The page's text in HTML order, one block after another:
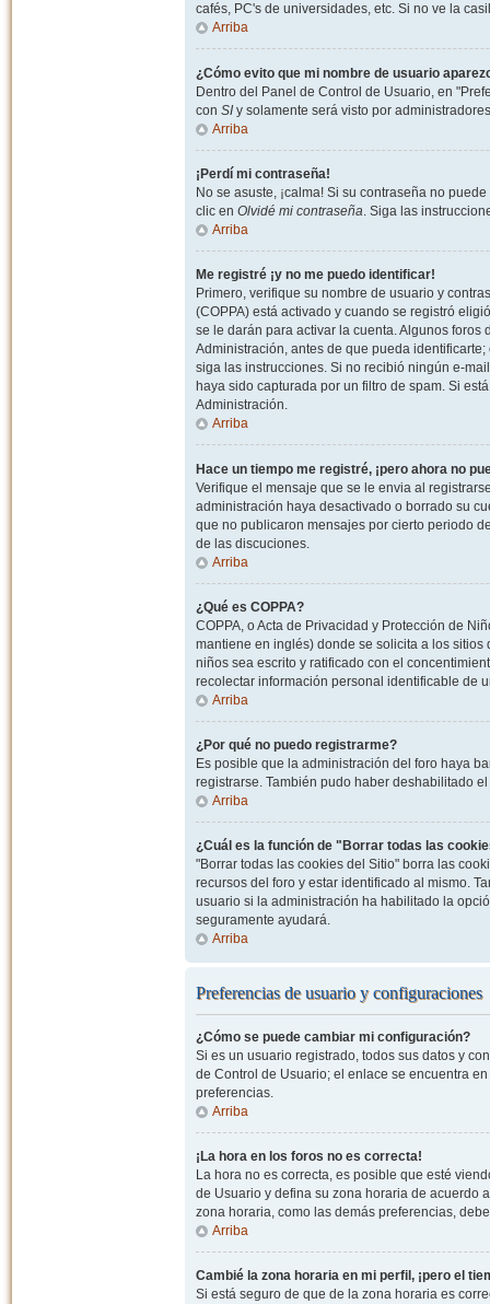
cafés, PC's de universidades, etc. Si no ve la
Arriba
¿Cómo evito que mi nombre de usuario
Dentro del Panel de Control de Usuario, en
con SIy solamente será visto por
Arriba
¡Perdí mi contraseña!
No se asuste, ¡calma! Si su contraseña no
clic en Olvidé mi contraseña. Siga las
Arriba
Me registré ¡y no me puedo identificar!
Primero, verifique su nombre de usuario y
(COPPA) está activado y cuando se registró
se le darán para activar la cuenta. Algunos
Administración, antes de que pueda
siga las instrucciones. Si no recibió ningún e-
haya sido capturada por un filtro de spam. Si
Administración.
Arriba
Hace un tiempo me registré, ¡pero ahora no
Verifique el mensaje que se le envia al
administración haya desactivado o borrado su
que no publicaron mensajes por cierto periodo
de las discuciones.
Arriba
¿Qué es COPPA?
COPPA, o Acta de Privacidad y Protección de
mantiene en inglés) donde se solicita a los
niños sea escrito y ratificado con el
recolectar información personal identificable de
Arriba
¿Por qué no puedo registrarme?
Es posible que la administración del foro haya
registrarse. También pudo haber deshabilitado
Arriba
¿Cuál es la función de "Borrar todas las
"Borrar todas las cookies del Sitio" borra las
recursos del foro y estar identificado al mismo.
usuario si la administración ha habilitado la
seguramente ayudará.
Arriba
Preferencias de usuario y configuraciones
¿Cómo se puede cambiar mi configuración?
Si es un usuario registrado, todos sus datos y
de Control de Usuario; el enlace se encuentra
preferencias.
Arriba
¡La hora en los foros no es correcta!
La hora no es correcta, es posible que esté
de Usuario y defina su zona horaria de acuerdo
zona horaria, como las demás preferencias,
Arriba
Cambié la zona horaria en mi perfil, ¡pero el
Si está seguro de que de la zona horaria es